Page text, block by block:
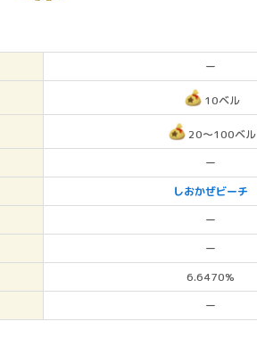
ー
10ベル
20～100ベル
ー
しおかぜビーチ
ー
ー
6.6470%
ー